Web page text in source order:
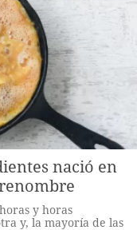
nació en
y horas
y, la mayoría de las